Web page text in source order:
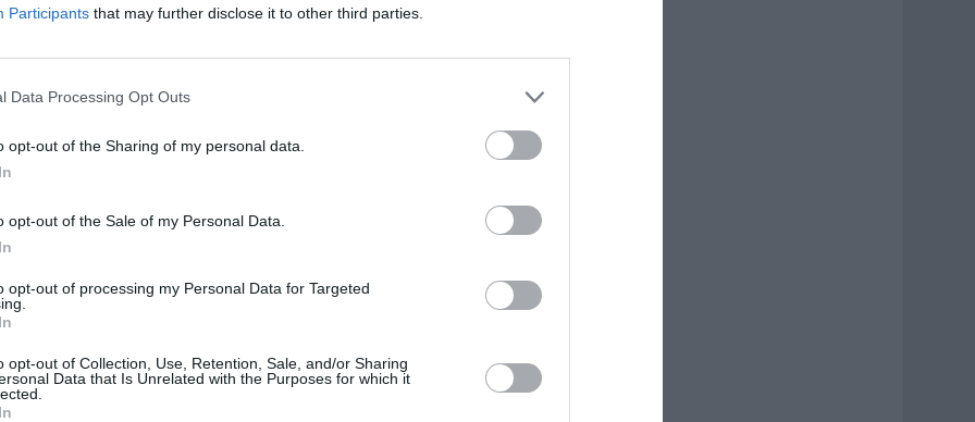
Participants that may further disclose it to other third parties.
Data Processing Opt Outs
opt-out of the Sharing of my personal data.
opt-out of the Sale of my Personal Data.
opt-out of processing my Personal Data for Targeted
opt-out of Collection, Use, Retention, Sale, and/or Sharing
Data that Is Unrelated with the Purposes for which it
până la data de 22 octombrie 2020. Iar
data de 11 noiembrie 2020. Cetățenii
de care aparțin, însă vor
preplătit de stat.
care au rezidența în Italia. Pentru a
italian sau foaia de rezidență, pe
au buletinul expirat, din cauza
contract de muncă italian, însă le